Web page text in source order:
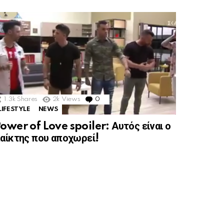
1.3k Shares 2k Views 0
Comments
NEWS
of Love spoiler: Αυτός είναι ο
που αποχωρεί!